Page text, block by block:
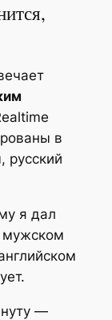
в
русский
я дал
мужском
—